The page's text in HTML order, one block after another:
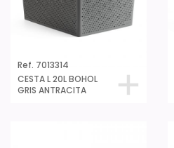
Ref. 7013314
CESTA L 20L BOHOL
GRIS ANTRACITA